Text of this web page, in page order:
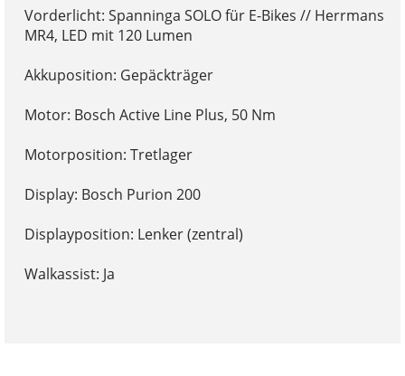
Vorderlicht: Spanninga SOLO für E-Bikes // Herrmans
MR4, LED mit 120 Lumen
Akkuposition: Gepäckträger
Motor: Bosch Active Line Plus, 50 Nm
Motorposition: Tretlager
Display: Bosch Purion 200
Displayposition: Lenker (zentral)
Walkassist: Ja